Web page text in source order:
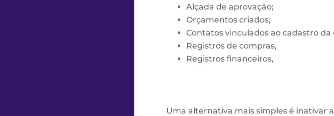
Alçada de aprovação;
Orçamentos criados;
Contatos vinculados ao cadastro da
Registros de compras,
Registros financeiros,
Uma alternativa mais simples é inativar